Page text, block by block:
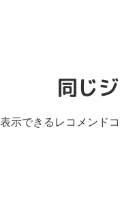
同じ
表示できるレコメンド